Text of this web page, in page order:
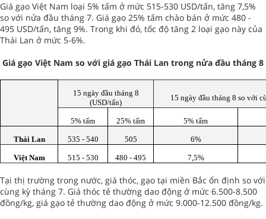
Giá gạo Việt Nam loại 5% tấm ở mức 515-530 USD/tấn, tăng 7,5%
so với nửa đầu tháng 7. Giá gạo 25% tấm chào bán ở mức 480 -
495 USD/tấn, tăng 9%. Trong khi đó, tốc độ tăng 2 loại gạo này của
Thái Lan ở mức 5-6%.
Giá gạo Việt Nam so với giá gạo Thái Lan trong nửa đầu tháng 8
15 ngày đầu tháng 8
(USD/tấn)
15 ngày đầu tháng 8 so với
5% tấm 25% tấm 5% tấm
Thái Lan 535 - 540 505 6%
Việt Nam 515 - 530 480 - 495 7,5%
Tại thị trường trong nước, giá thóc, gạo tại miền Bắc ổn định so với
cùng kỳ tháng 7. Giá thóc tẻ thường dao động ở mức 6.500-8.500
đồng/kg, giá gạo tẻ thường dao động ở mức 9.000-12.500 đồng/kg.